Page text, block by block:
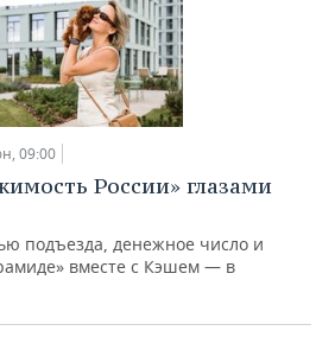
09:00
России» глазами
подъезда, денежное число и
вместе с Кэшем — в